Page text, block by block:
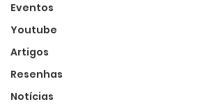
Eventos
Youtube
Artigos
Resenhas
Notícias